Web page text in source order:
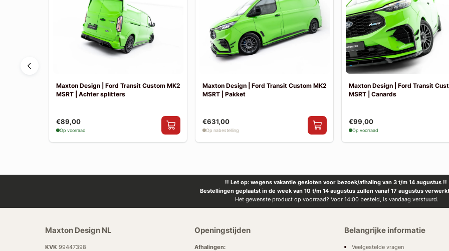
Maxton Design | Ford Transit Custom MK2
MSRT | Achter splitters
€89,00
Op voorraad
Maxton Design | Ford Transit Custom MK2
MSRT | Pakket
€631,00
Op nabestelling
Maxton Design | Ford Transit
MSRT | Canards
€99,00
Op voorraad
!! Let op: wegens vakantie gesloten voor bezoek/afhaling van 3 t/m 14 augustus !!
Bestellingen geplaatst in de week van 10 t/m 14 augustus zullen vanaf 17 augustus
Het gewenste product op voorraad? Voor 14:00 besteld, is vandaag verstuurd.
Maxton Design NL
KVK 99447398
Openingstijden
Afhalingen:
Belangrijke informatie
Veelgestelde vragen